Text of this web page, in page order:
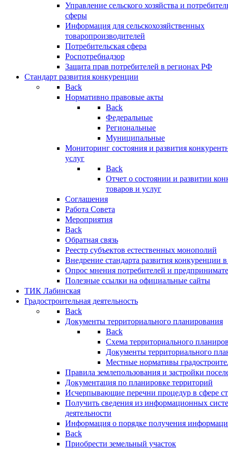
Управление сельского хозяйства и
сферы
Информация для сельскохозяйственных
товаропроизводителей
Потребительская сфера
Роспотребнадзор
Защита прав потребителей в регионах РФ
Стандарт развития конкуренции
Back
Нормативно правовые акты
Back
Федеральные
Региональные
Муниципальные
Мониторинг состояния и развития
услуг
Back
Отчет о состоянии и развитии
товаров и услуг
Соглашения
Работа Совета
Мероприятия
Back
Обратная связь
Реестр субъектов естественных монополий
Внедрение стандарта развития конкуренции
Опрос мнения потребителей и
Полезные ссылки на официальные сайты
ТИК Лабинская
Градостроительная деятельность
Back
Документы территориального планирования
Back
Схема территориального
Документы территориального
Местные нормативы
Правила землепользования и застройки
Документация по планировке территорий
Исчерпывающие перечни процедур в сфере
Получить сведения из информационных
деятельности
Информация о порядке получения
Back
Приобрести земельный участок